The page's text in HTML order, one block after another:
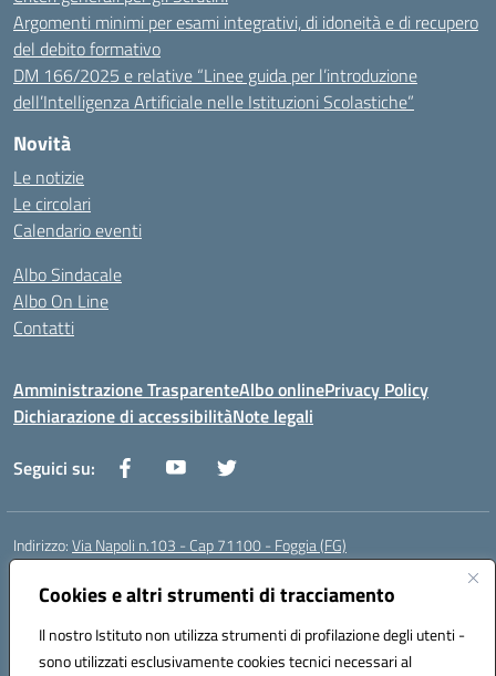
Cookies e altri strumenti di tracciamento
Il nostro Istituto non utilizza strumenti di profilazione degli utenti -
sono utilizzati esclusivamente cookies tecnici necessari al
Argomenti minimi per esami integrativi, di idoneità e di recupero
del debito formativo
DM 166/2025 e relative “Linee guida per l’introduzione
dell’Intelligenza Artificiale nelle Istituzioni Scolastiche”
Novità
Le notizie
Le circolari
Calendario eventi
Albo Sindacale
Albo On Line
Contatti
Amministrazione TrasparenteAlbo onlinePrivacy Policy
Dichiarazione di accessibilitàNote legali
Seguici su:
Indirizzo:Via Napoli n.103 - Cap 71100 - Foggia (FG)
Centralino:
Posta elettronica certificata (PEC):fgis00800v@pec.istruzione.it
Codice fiscale: 80003280718
Codice meccanografico:FGIS00800V